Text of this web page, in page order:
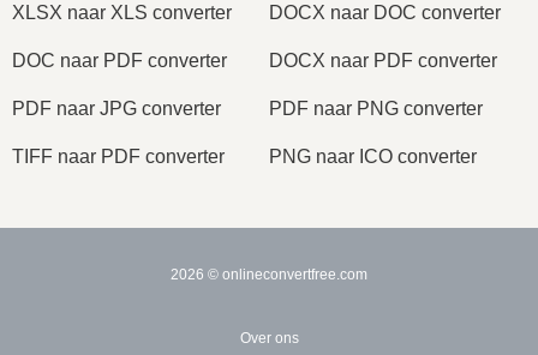
XLSX naar XLS converter DOCX naar DOC converter
DOC naar PDF converter DOCX naar PDF converter
PDF naar JPG converter PDF naar PNG converter
TIFF naar PDF converter PNG naar ICO converter
2026 © onlineconvertfree.com
Over ons